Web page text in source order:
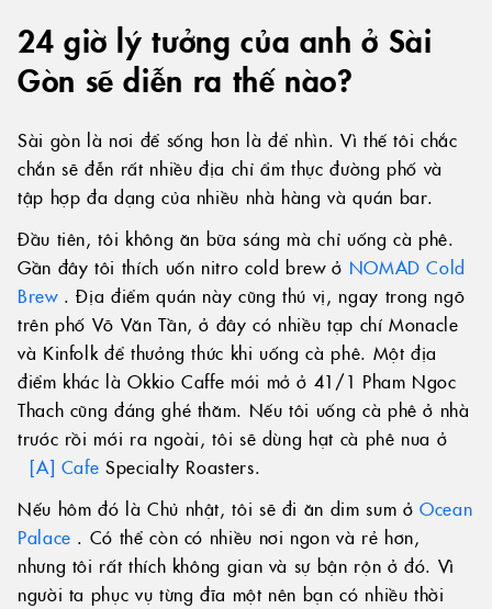
24 giờ lý tưởng của anh ở Sài
Gòn sẽ diễn ra thế nào?
Sài gòn là nơi để sống hơn là để nhìn. Vì thế tôi chắc
chắn sẽ đễn rất nhiều địa chỉ ẩm thực đường phố và
tập hợp đa dạng của nhiều nhà hàng và quán bar.
Đầu tiên, tôi không ăn bữa sáng mà chỉ uống cà phê.
Gần đây tôi thích uốn nitro cold brew ở NOMAD Cold
Brew. Địa điểm quán này cũng thú vị, ngay trong ngõ
trên phố Võ Văn Tần, ở đây có nhiều tạp chí Monacle
và Kinfolk để thưởng thức khi uống cà phê. Một địa
điểm khác là Okkio Caffe mới mở ở 41/1 Pham Ngoc
Thach cũng đáng ghé thăm. Nếu tôi uống cà phê ở nhà
trước rồi mới ra ngoài, tôi sẽ dùng hạt cà phê nua ở
[A] Cafe Specialty Roasters.
Nếu hôm đó là Chủ nhật, tôi sẽ đi ăn dim sum ởOcean
Palace . Có thể còn có nhiều nơi ngon và rẻ hơn,
nhưng tôi rất thích không gian và sự bận rộn ở đó. Vì
người ta phục vụ từng đĩa một nên bạn có nhiều thời
© 2024 WINK HOTELS
Khách sạn Wink có thể cập nhật chính sách này theo thời gian.
Chúng tôi sẽ luôn đăng phiên bản hiện hành của chính sách này
trên các trang web của mình và sẽ ghi rõ ở đầu chính sách ngày có
hiệu lực của phiên bản mới nhất. Vui lòng xem lại chính sách này
theo thời gian để cập nhật các thông lệ về quyền riêng tư của chúng
tôi và giữ thông tin cá nhân của bạn an toàn và bảo mật tại một
trong những khách sạn tốt nhất tại Sài Gòn.
DIGITAL EXPERIENCE BY ALPHA CREATIVE